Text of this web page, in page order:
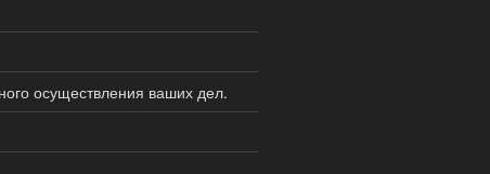
осуществления ваших дел.